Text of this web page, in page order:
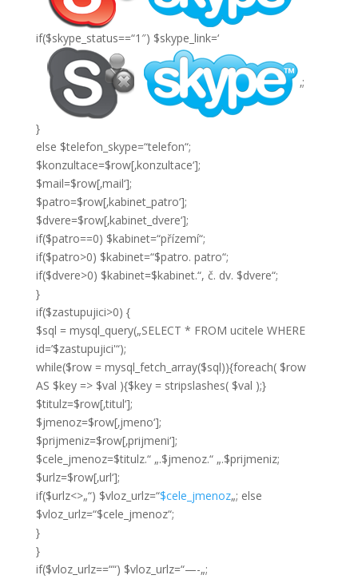
if($skype_status==“1″) $skype_link=‘
‚;
}
else $telefon_skype=“telefon“;
$konzultace=$row[‚konzultace‘];
$mail=$row[‚mail‘];
$patro=$row[‚kabinet_patro‘];
$dvere=$row[‚kabinet_dvere‘];
if($patro==0) $kabinet=“přízemí“;
if($patro>0) $kabinet=“$patro. patro“;
if($dvere>0) $kabinet=$kabinet.“, č. dv. $dvere“;
}
if($zastupujici>0) {
$sql = mysql_query(„SELECT * FROM ucitele WHERE
id=’$zastupujici'“);
while($row = mysql_fetch_array($sql)){foreach( $row
AS $key => $val ){$key = stripslashes( $val );}
$titulz=$row[‚titul‘];
$jmenoz=$row[‚jmeno‘];
$prijmeniz=$row[‚prijmeni‘];
$cele_jmenoz=$titulz.“ „.$jmenoz.“ „.$prijmeniz;
$urlz=$row[‚url‘];
if($urlz<>„“) $vloz_urlz=“$cele_jmenoz„; else
$vloz_urlz=“$cele_jmenoz“;
}
}
if($vloz_urlz==““) $vloz_urlz=“—-„;